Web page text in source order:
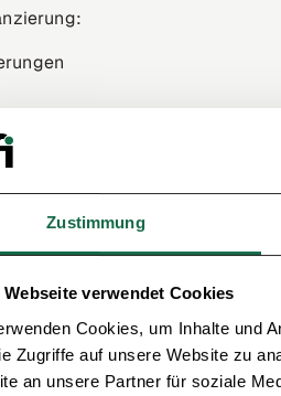
Zustimmung
Webseite verwendet Cookies
Cookies, um Inhalte und
Zugriffe auf unsere Website zu
an unsere Partner für soziale
stärker berücksichtigt
immer vollständig angerechnet
finanzieren willst, solltest Du
ist es, Einnahmen zu
beim
optimistisch planen